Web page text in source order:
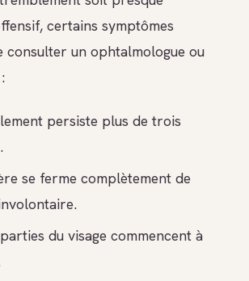
certains symptômes
consulter un ophtalmologue ou
persiste plus de trois
se ferme complètement de
du visage commencent à